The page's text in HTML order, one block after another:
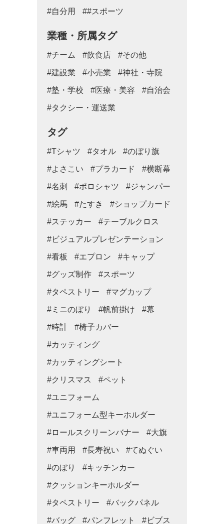
#自分用 ##スポーツ
業種・所属タグ
#チーム #飲食店 #その他
#建設業 #小売業 #神社・寺院
#塾・学校 #医療・美容 #自治会
#タクシー・運送業
タグ
#Tシャツ #タオル #のぼり旗
#よさこい #プラカード #横断幕
#名刺 #ポロシャツ #ジャンパー
#絵馬 #たすき #ショップカード
#ステッカー #テーブルクロス
#ビジュアルプレゼンテーション
#看板 #エプロン #キャップ
#グッズ制作 #スポーツ
#タペストリー #マグカップ
#ミニのぼり #帆前掛け #幕
#時計 #椅子カバー
#カッティング
#カッティングシート
#クリスマス #ペット
#ユニフォーム
#ユニフォーム型キーホルダー
#ロールスクリーンバナー #大旗
#車両用 #長寿祝い #てぬぐい
#のぼり #キッチンカー
#クッションキーホルダー
#タペストリー #バックパネル
#バッグ #パンフレット #ビブス